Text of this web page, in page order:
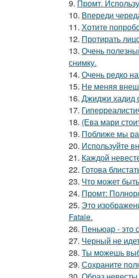
9. Промт.
10. Впереди
11. Хотите
12. Протирать
13. Очень
снимку.
14. Очень редко
15. Не меняя
16. Джиджи хадид
17.
18. (Ева мари
19. Поближе мы
20. Используйте
21. Каждой
22. Готова
23. Что может
24. Промт:
25. Это
Fatale.
26. Пеньюар - это
27. Черный не
28. Ты можешь
29. Сохраните